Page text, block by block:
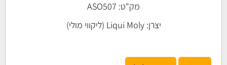
מק"ט: ASO507
יצרן:Liqui Moly (ליקווי מולי)